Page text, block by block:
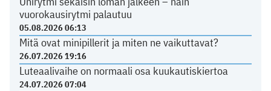
vuorokausirytmi palautuu
05.08.2026 06:13
Mitä ovat minipillerit ja miten ne vaikuttavat?
26.07.2026 19:16
Luteaalivaihe on normaali osa kuukautiskiertoa
24.07.2026 07:04